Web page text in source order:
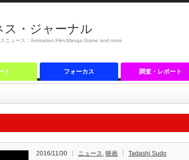
・ジャーナル
ニュース：Animation,Film,Manga,Game and more
ト フォーカス 調査・レポート
2016/11/30 ニュース, 映画 Tadashi Sudo